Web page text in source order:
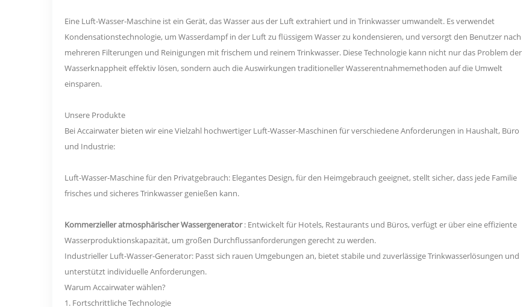
Eine Luft-Wasser-Maschine ist ein Gerät, das Wasser aus der Luft extrahiert und in Trinkwasser umwandelt. Es verwendet
Kondensationstechnologie, um Wasserdampf in der Luft zu flüssigem Wasser zu kondensieren, und versorgt den Benutzer nach
mehreren Filterungen und Reinigungen mit frischem und reinem Trinkwasser. Diese Technologie kann nicht nur das Problem der
Wasserknappheit effektiv lösen, sondern auch die Auswirkungen traditioneller Wasserentnahmemethoden auf die Umwelt
einsparen.
Unsere Produkte
Bei Accairwater bieten wir eine Vielzahl hochwertiger Luft-Wasser-Maschinen für verschiedene Anforderungen in Haushalt, Büro
und Industrie:
Luft-Wasser-Maschine für den Privatgebrauch: Elegantes Design, für den Heimgebrauch geeignet, stellt sicher, dass jede Familie
frisches und sicheres Trinkwasser genießen kann.
Kommerzieller atmosphärischer Wassergenerator: Entwickelt für Hotels, Restaurants und Büros, verfügt er über eine effiziente
Wasserproduktionskapazität, um großen Durchflussanforderungen gerecht zu werden.
Industrieller Luft-Wasser-Generator: Passt sich rauen Umgebungen an, bietet stabile und zuverlässige Trinkwasserlösungen und
unterstützt individuelle Anforderungen.
Warum Accairwater wählen?
1. Fortschrittliche Technologie